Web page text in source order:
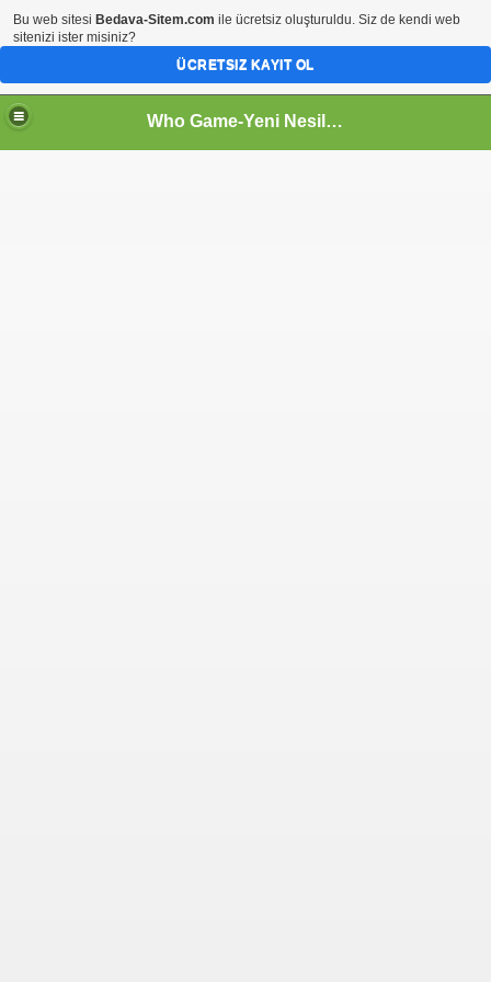
Who Game-Yeni Nesil Oyun Sitesi
Bu web sitesi Bedava-Sitem.com ile ücretsiz oluşturuldu. Siz de kendi web
sitenizi ister misiniz?
ÜCRETSIZ KAYIT OL